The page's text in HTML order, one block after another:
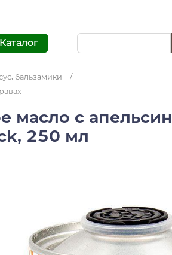
Каталог
бальзамики
/
масло с
250 мл